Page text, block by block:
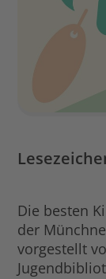
Die besten
der
vorgestellt